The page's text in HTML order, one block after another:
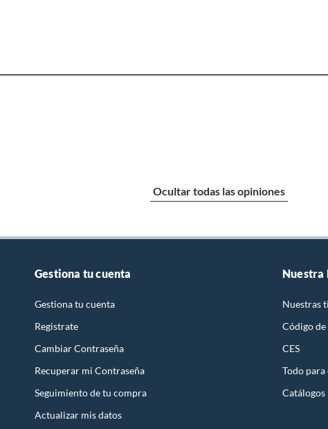
Ocultar todas las opiniones
Gestiona tu cuenta
Gestiona tu cuenta
Registrate
Cambiar Contraseña
Recuperar mi Contraseña
Seguimiento de tu compra
Actualizar mis datos
Nuestra
Nuestras
Código de
CES
Todo para